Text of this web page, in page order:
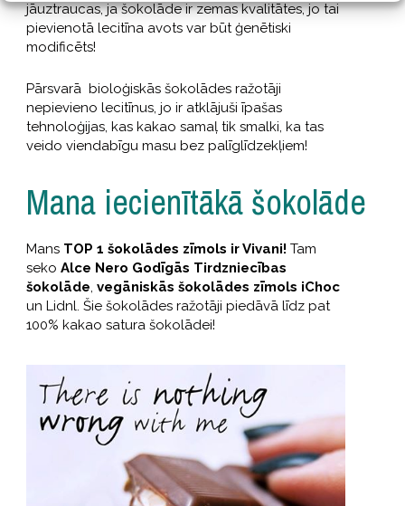
jāuztraucas, ja šokolāde ir zemas kvalitātes, jo tai
pievienotā lecitīna avots var būt ģenētiski
modificēts!
Pārsvarā bioloģiskās šokolādes ražotāji
nepievieno lecitīnus, jo ir atklājuši īpašas
tehnoloģijas, kas kakao samaļ tik smalki, ka tas
veido viendabīgu masu bez palīglīdzekļiem!
Mana iecienītākā šokolāde
Mans TOP 1 šokolādes zīmols ir Vivani! Tam
seko Alce Nero Godīgās Tirdzniecības
šokolāde, vegāniskās šokolādes zīmols iChoc
un Lidnl. Šie šokolādes ražotāji piedāvā līdz pat
100% kakao satura šokolādei!